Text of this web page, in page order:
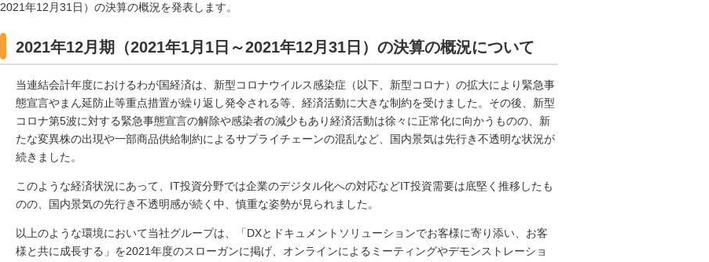
2021年12月31日）の決算の概況を発表します。
2021年12月期（2021年1月1日～2021年12月31日）の決算の概況について
当連結会計年度におけるわが国経済は、新型コロナウイルス感染症（以下、新型コロナ）の拡大により緊急事
態宣言やまん延防止等重点措置が繰り返し発令される等、経済活動に大きな制約を受けました。その後、新型
コロナ第5波に対する緊急事態宣言の解除や感染者の減少もあり経済活動は徐々に正常化に向かうものの、新
たな変異株の出現や一部商品供給制約によるサプライチェーンの混乱など、国内景気は先行き不透明な状況が
続きました。
このような経済状況にあって、IT投資分野では企業のデジタル化への対応などIT投資需要は底堅く推移したも
のの、国内景気の先行き不透明感が続く中、慎重な姿勢が見られました。
以上のような環境において当社グループは、「DXとドキュメントソリューションでお客様に寄り添い、お客
様と共に成長する」を2021年度のスローガンに掲げ、オンラインによるミーティングやデモンストレーショ